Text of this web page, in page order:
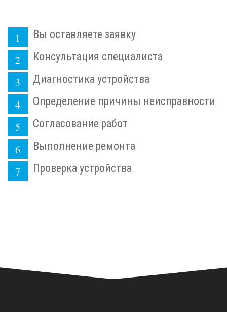
Вы оставляете заявку
Консультация специалиста
Диагностика устройства
Определение причины неисправности
Согласование работ
Выполнение ремонта
Проверка устройства